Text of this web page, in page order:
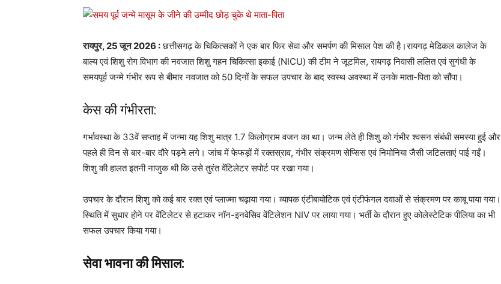
रायपुर, 25 जून 2026 :छत्तीसगढ़ के चिकित्सकों ने एक बार फिर सेवा और समर्पण की मिसाल पेश की है।रायगढ़ मेडिकल कालेज के
बाल्य एवं शिशु रोग विभाग की नवजात शिशु गहन चिकित्सा इकाई (NICU) की टीम ने जूटमिल, रायगढ़ निवासी ललित एवं सुगंधी के
समयपूर्व जन्मे गंभीर रूप से बीमार नवजात को 50 दिनों के सफल उपचार के बाद स्वस्थ अवस्था में उनके माता-पिता को सौंपा।
केस की गंभीरता:
गर्भावस्था के 33वें सप्ताह में जन्मा यह शिशु मात्र 1.7 किलोग्राम वजन का था। जन्म लेते ही शिशु को गंभीर श्वसन संबंधी समस्या हुई और
पहले ही दिन से बार-बार दौरे पड़ने लगे। जांच में फेफड़ों में रक्तस्राव, गंभीर संक्रमण सेप्सिस एवं निमोनिया जैसी जटिलताएं पाई गईं।
शिशु की हालत इतनी नाजुक थी कि उसे तुरंत वेंटिलेटर सपोर्ट पर रखा गया।
उपचार के दौरान शिशु को कई बार रक्त एवं प्लाज्मा चढ़ाया गया। व्यापक एंटीबायोटिक एवं एंटीफंगल दवाओं से संक्रमण पर काबू पाया गया।
स्थिति में सुधार होने पर वेंटिलेटर से हटाकर नॉन-इनवेसिव वेंटिलेशन NIV पर लाया गया। भर्ती के दौरान हुए कोलेस्टेटिक पीलिया का भी
सफल उपचार किया गया।
सेवा भावना की मिसाल: